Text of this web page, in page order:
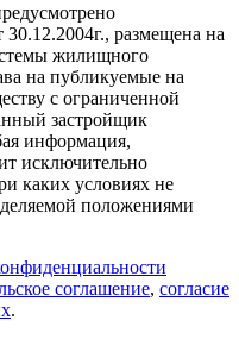
размещена на
жилищного
на публикуемые на
с ограниченной
застройщик
информация,
исключительно
каких условиях не
положениями
cоглашение, cогласие
.